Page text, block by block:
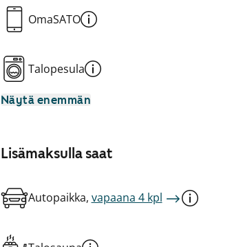
OmaSATO
Talopesula
Näytä enemmän
Lisämaksulla saat
Autopaikka, vapaana 4 kpl